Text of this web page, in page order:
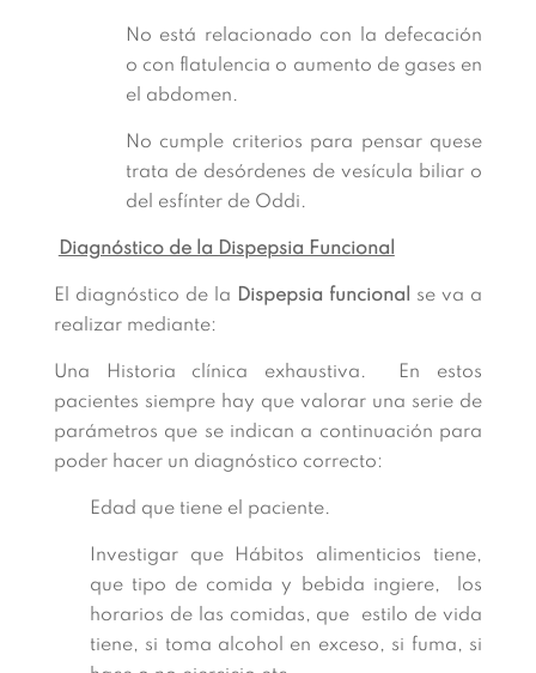
No está relacionado con la defecación
o con flatulencia o aumento de gases en
el abdomen.
No cumple criterios para pensar quese
trata de desórdenes de vesícula biliar o
del esfínter de Oddi.
Diagnóstico de la Dispepsia Funcional
El diagnóstico de la Dispepsia funcional
se va a
realizar mediante:
Una Historia clínica exhaustiva. En estos
pacientes siempre hay que valorar una serie de
parámetros que se indican a continuación para
poder hacer un diagnóstico correcto:
Edad que tiene el paciente.
Investigar que Hábitos alimenticios tiene,
que tipo de comida y bebida ingiere, los
horarios de las comidas, que estilo de vida
tiene, si toma alcohol en exceso, si fuma, si